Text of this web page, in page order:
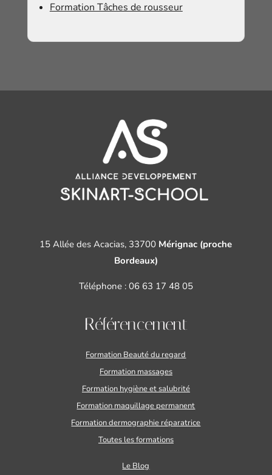
Formation Tâches de rousseur
15 Allée des Acacias, 33700 Mérignac (proche
Bordeaux)
Téléphone :06 63 17 48 05
Référencement
Formation Beauté du regard
Formation massages
Formation hygiène et salubrité
Formation maquillage permanent
Formation dermographie réparatrice
Toutes les formations
Le Blog